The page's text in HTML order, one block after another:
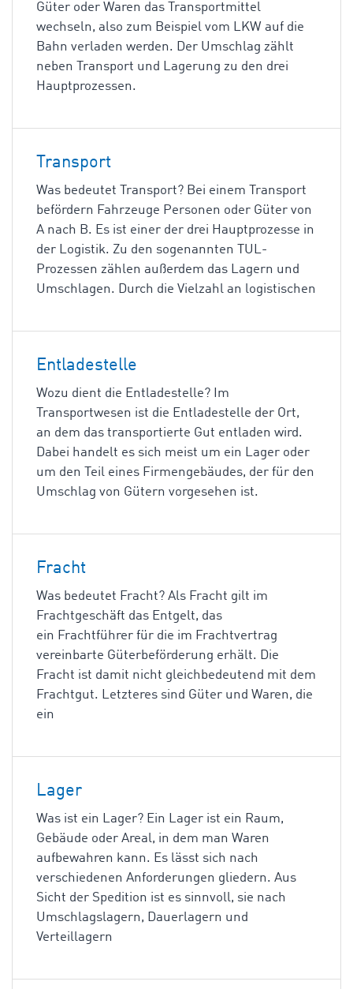
Güter oder Waren das Transportmittel
wechseln, also zum Beispiel vom LKW auf die
Bahn verladen werden. Der Umschlag zählt
neben Transport und Lagerung zu den drei
Hauptprozessen.
Transport
Was bedeutet Transport? Bei einem Transport
befördern Fahrzeuge Personen oder Güter von
A nach B. Es ist einer der drei Hauptprozesse in
der Logistik. Zu den sogenannten TUL-
Prozessen zählen außerdem das Lagern und
Umschlagen. Durch die Vielzahl an logistischen
Entladestelle
Wozu dient die Entladestelle? Im
Transportwesen ist die Entladestelle der Ort,
an dem das transportierte Gut entladen wird.
Dabei handelt es sich meist um ein Lager oder
um den Teil eines Firmengebäudes, der für den
Umschlag von Gütern vorgesehen ist.
Fracht
Was bedeutet Fracht? Als Fracht gilt im
Frachtgeschäft das Entgelt, das
ein Frachtführer für die im Frachtvertrag
vereinbarte Güterbeförderung erhält. Die
Fracht ist damit nicht gleichbedeutend mit dem
Frachtgut. Letzteres sind Güter und Waren, die
ein
Lager
Was ist ein Lager? Ein Lager ist ein Raum,
Gebäude oder Areal, in dem man Waren
aufbewahren kann. Es lässt sich nach
verschiedenen Anforderungen gliedern. Aus
Sicht der Spedition ist es sinnvoll, sie nach
Umschlagslagern, Dauerlagern und
Verteillagern